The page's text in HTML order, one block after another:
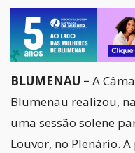
BLUMENAU – A
Blumenau realizou,
uma sessão solene
Louvor, no Plenário.